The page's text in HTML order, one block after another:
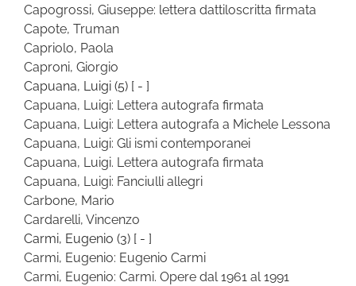
Capogrossi, Giuseppe: lettera dattiloscritta firmata
Capote, Truman
Capriolo, Paola
Caproni, Giorgio
Capuana, Luigi (5) [ - ]
Capuana, Luigi: Lettera autografa firmata
Capuana, Luigi: Lettera autografa a Michele Lessona
Capuana, Luigi: Gli ismi contemporanei
Capuana, Luigi. Lettera autografa firmata
Capuana, Luigi: Fanciulli allegri
Carbone, Mario
Cardarelli, Vincenzo
Carmi, Eugenio (3) [ - ]
Carmi, Eugenio: Eugenio Carmi
Carmi, Eugenio: Carmi. Opere dal 1961 al 1991